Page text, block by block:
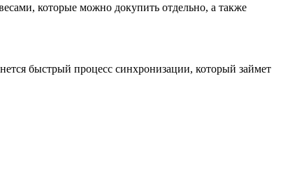
которые можно докупить отдельно, а также
быстрый процесс синхронизации, который займет